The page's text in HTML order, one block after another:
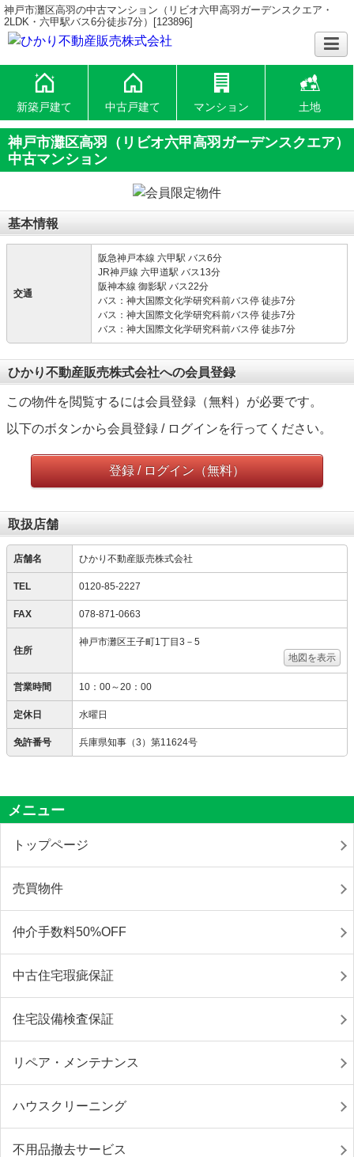
神戸市灘区高羽の中古マンション（リビオ六甲高羽ガーデンスクエア・
2LDK・六甲駅バス6分徒歩7分）[123896]
新築戸建て 中古戸建て マンション 土地
神戸市灘区高羽（リビオ六甲高羽ガーデンスクエア）
中古マンション
基本情報
交通
阪急神戸本線 六甲駅 バス6分
JR神戸線 六甲道駅 バス13分
阪神本線 御影駅 バス22分
バス：神大国際文化学研究科前バス停 徒歩7分
バス：神大国際文化学研究科前バス停 徒歩7分
バス：神大国際文化学研究科前バス停 徒歩7分
ひかり不動産販売株式会社への会員登録
この物件を閲覧するには会員登録（無料）が必要です。
以下のボタンから会員登録 / ログインを行ってください。
登録 / ログイン（無料）
取扱店舗
店舗名 ひかり不動産販売株式会社
TEL 0120-85-2227
FAX 078-871-0663
住所
神戸市灘区王子町1丁目3－5
地図を表示
営業時間 10：00～20：00
定休日 水曜日
免許番号 兵庫県知事（3）第11624号
メニュー
トップページ
売買物件
仲介手数料50%OFF
中古住宅瑕疵保証
住宅設備検査保証
リペア・メンテナンス
ハウスクリーニング
不用品撤去サービス